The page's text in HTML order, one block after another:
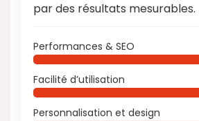
par des résultats mesurables.
Performances & SEO
Facilité d’utilisation
Personnalisation et design